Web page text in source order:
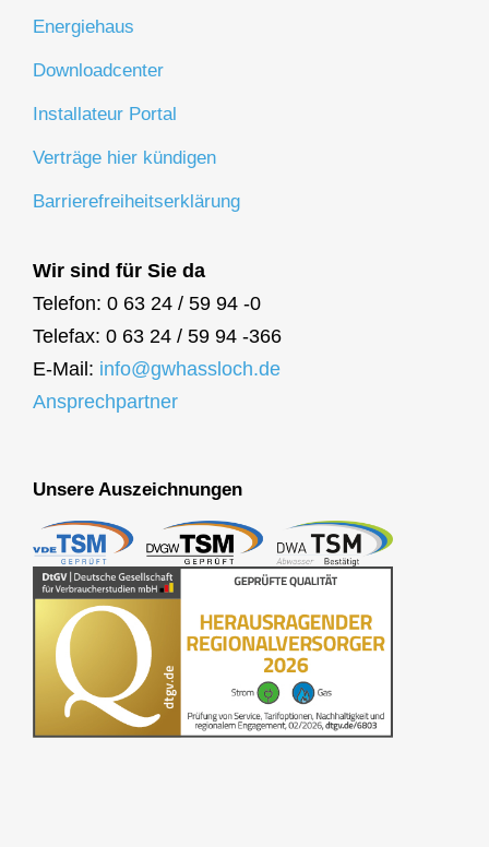
Energiehaus
Downloadcenter
Installateur Portal
Verträge hier kündigen
Barrierefreiheitserklärung
Wir sind für Sie da
Telefon: 0 63 24 / 59 94 -0
Telefax: 0 63 24 / 59 94 -366
E-Mail: info@gwhassloch.de
Ansprechpartner
Unsere Auszeichnungen